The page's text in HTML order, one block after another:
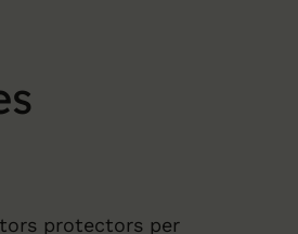
protectors per